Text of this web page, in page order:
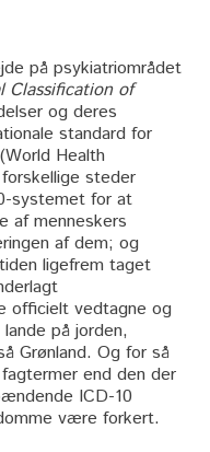
på psykiatriområdet
Classification of
og deres
standard for
Health
steder
systemet for at
af menneskers
af dem; og
ligefrem taget
officielt vedtagne og
på jorden,
Grønland. Og for så
end den der
ICD-10
være forkert.